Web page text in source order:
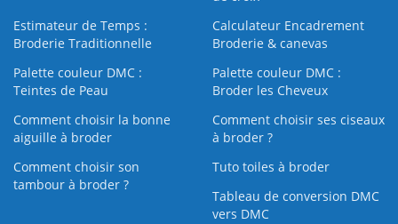
Estimateur de Temps :
Broderie Traditionnelle
Calculateur Encadrement
Broderie & canevas
Palette couleur DMC :
Teintes de Peau
Palette couleur DMC :
Broder les Cheveux
Comment choisir la bonne
aiguille à broder
Comment choisir ses ciseaux
à broder ?
Comment choisir son
tambour à broder ?
Tuto toiles à broder
Tableau de conversion DMC
vers DMC